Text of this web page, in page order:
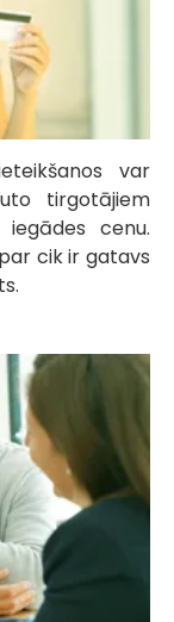
var
tirgotājiem
cenu.
cik ir gatavs